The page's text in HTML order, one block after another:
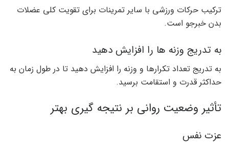
ترکیب حرکات ورزشی با سایر تمرینات برای تقویت کلی عضلات
بدن خبرجو است.
به تدریج وزنه ها را افزایش دهید
به تدریج تعداد تکرارها و وزنه را افزایش دهید تا در طول زمان به
حداکثر قدرت و استقامت برسید.
تأثیر وضعیت روانی بر نتیجه گیری بهتر
عزت نفس